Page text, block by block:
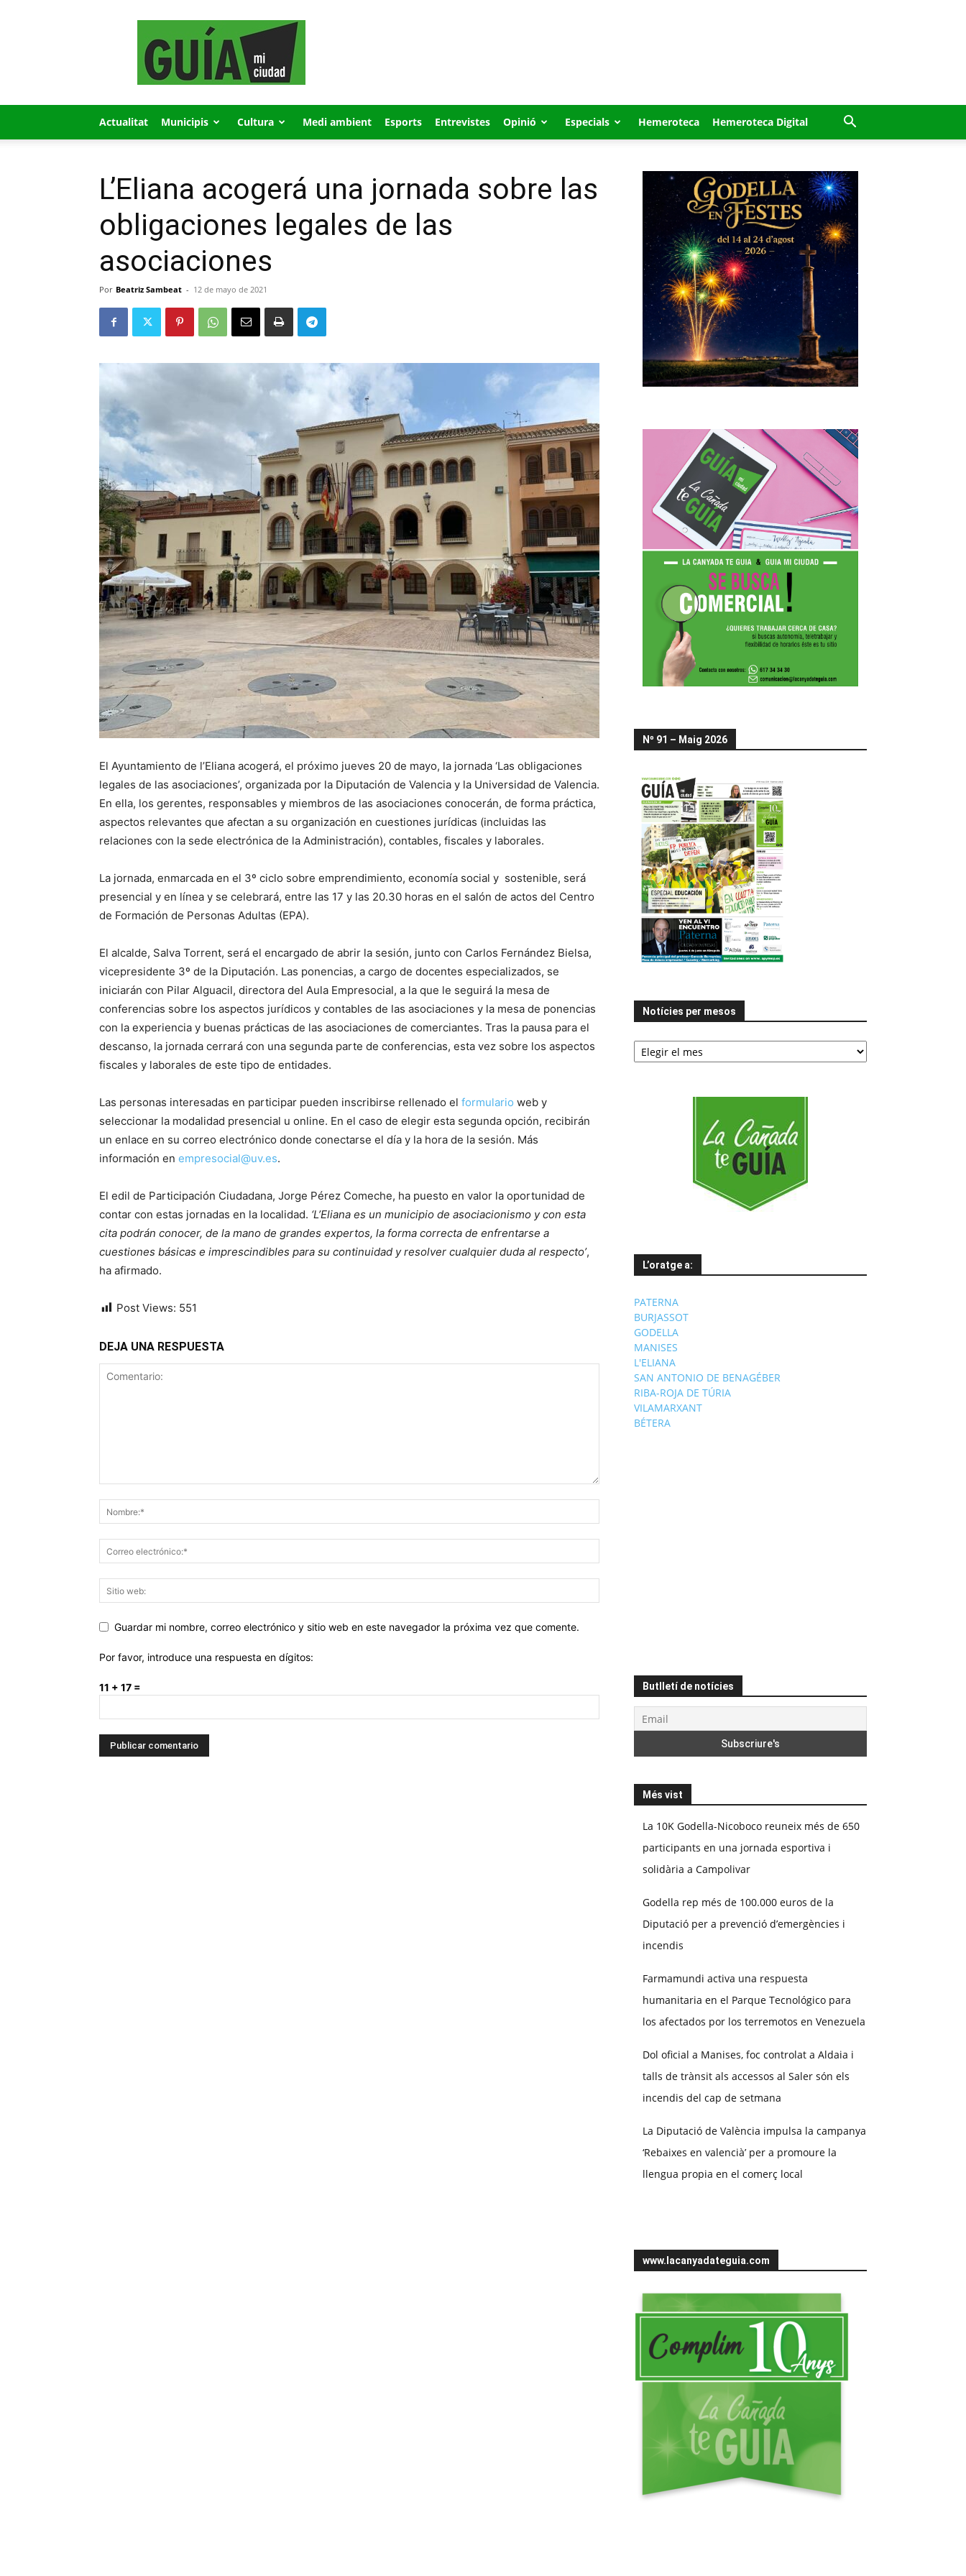
MI
CIUDAD
Actualitat Municipis Cultura Medi ambient Esports Entrevistes Opinió Especials Hemeroteca Hemeroteca Digital
L’Eliana acogerá una jornada sobre las
obligaciones legales de las
asociaciones
Por Beatriz Sambeat - 12 de mayo de 2021
El Ayuntamiento de l’Eliana acogerá, el próximo jueves 20 de mayo, la jornada ‘Las obligaciones
legales de las asociaciones’, organizada por la Diputación de Valencia y la Universidad de Valencia.
En ella, los gerentes, responsables y miembros de las asociaciones conocerán, de forma práctica,
aspectos relevantes que afectan a su organización en cuestiones jurídicas (incluidas las
relaciones con la sede electrónica de la Administración), contables, fiscales y laborales.
La jornada, enmarcada en el 3º ciclo sobre emprendimiento, economía social y sostenible, será
presencial y en línea y se celebrará, entre las 17 y las 20.30 horas en el salón de actos del Centro
de Formación de Personas Adultas (EPA).
El alcalde, Salva Torrent, será el encargado de abrir la sesión, junto con Carlos Fernández Bielsa,
vicepresidente 3º de la Diputación. Las ponencias, a cargo de docentes especializados, se
iniciarán con Pilar Alguacil, directora del Aula Empresocial, a la que le seguirá la mesa de
conferencias sobre los aspectos jurídicos y contables de las asociaciones y la mesa de ponencias
con la experiencia y buenas prácticas de las asociaciones de comerciantes. Tras la pausa para el
descanso, la jornada cerrará con una segunda parte de conferencias, esta vez sobre los aspectos
fiscales y laborales de este tipo de entidades.
Las personas interesadas en participar pueden inscribirse rellenado el formulario web y
seleccionar la modalidad presencial u online. En el caso de elegir esta segunda opción, recibirán
un enlace en su correo electrónico donde conectarse el día y la hora de la sesión. Más
información en empresocial@uv.es.
El edil de Participación Ciudadana, Jorge Pérez Comeche, ha puesto en valor la oportunidad de
contar con estas jornadas en la localidad. ‘L’Eliana es un municipio de asociacionismo y con esta
cita podrán conocer, de la mano de grandes expertos, la forma correcta de enfrentarse a
cuestiones básicas e imprescindibles para su continuidad y resolver cualquier duda al respecto’,
ha afirmado.
Post Views: 551
DEJA UNA RESPUESTA
Guardar mi nombre, correo electrónico y sitio web en este navegador la próxima vez que comente.
Por favor, introduce una respuesta en dígitos:
11 + 17 =
Nº 91 – Maig 2026
Notícies per mesos
Notícies
per
L’oratge a:
PATERNA
BURJASSOT
GODELLA
MANISES
L'ELIANA
SAN ANTONIO DE BENAGÉBER
RIBA-ROJA DE TÚRIA
VILAMARXANT
BÉTERA
Butlletí de notícies
Més vist
La 10K Godella-Nicoboco reuneix més de 650
participants en una jornada esportiva i
solidària a Campolivar
Godella rep més de 100.000 euros de la
Diputació per a prevenció d’emergències i
incendis
Farmamundi activa una respuesta
humanitaria en el Parque Tecnológico para
los afectados por los terremotos en Venezuela
Dol oficial a Manises, foc controlat a Aldaia i
talls de trànsit als accessos al Saler són els
incendis del cap de setmana
La Diputació de València impulsa la campanya
‘Rebaixes en valencià’ per a promoure la
llengua propia en el comerç local
www.lacanyadateguia.com